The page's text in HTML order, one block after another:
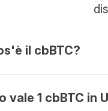
il cbBTC?
vale 1 cbBTC in